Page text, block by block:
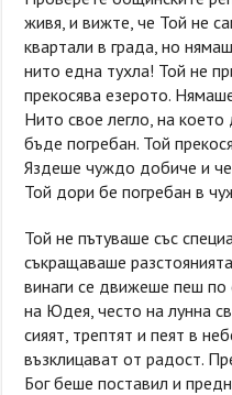
живя, и вижте, че Той не
квартали в града, но
нито една тухла! Той не
прекосява езерото.
Нито свое легло, на
бъде погребан. Той
Яздеше чуждо добиче и
Той дори бе погребан в
Той не пътуваше със
съкращаваше
винаги се движеше пеш по
на Юдея, често на лунна
сияят, трептят и пеят в
възклицават от радост.
Бог беше поставил и